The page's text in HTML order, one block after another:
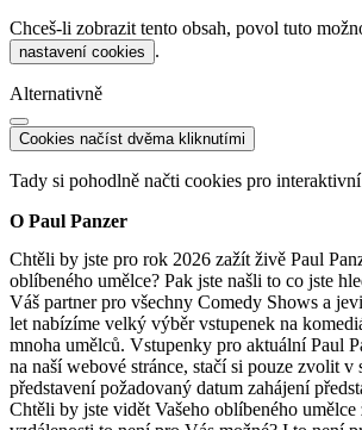
Chceš-li zobrazit tento obsah, povol tuto
nastavení cookies .
Alternativně
Cookies načíst dvěma kliknutími
Tady si pohodlně načti cookies pro
O Paul Panzer
Chtěli by jste pro rok 2026 zažít živě Paul
oblíbeného umělce? Pak jste našli to co jste
Váš partner pro všechny Comedy Shows a
let nabízíme velký výběr vstupenek na
mnoha umělců. Vstupenky pro aktuální Paul
na naší webové stránce, stačí si pouze zvolit v
představení požadovaný datum zahájení
Chtěli by jste vidět Vašeho oblíbeného